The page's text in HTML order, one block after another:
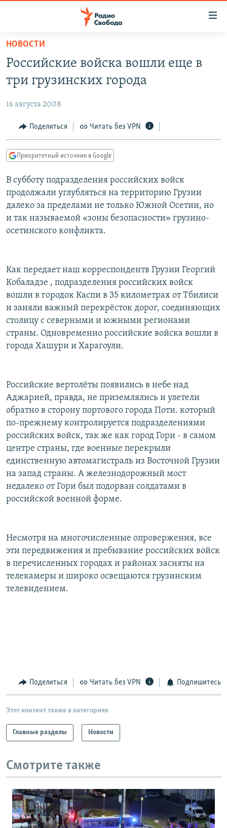
упрощенного
доступа
основному
Вернутся
главной
навигации
Вернутся
поиску
АВТОРСКИЕ ПРОЕКТЫ
ЦИТАТЫ СВОБОДЫ
МНЕНИЯ
IDEL.РЕАЛИИ
КАВКАЗ.РЕАЛИИ
СЕВЕР.РЕАЛИИ
СИБИРЬ.РЕАЛИИ
РАСПИСАНИЕ ВЕЩАНИЯ
СОЦИАЛЬНЫЕ СЕТИ
Все сайты РСЕ/РС
НОВОСТИ
Российские войска вошли еще в
три грузинских города
16 августа 2008
Поделиться Читать без VPN
Приоритетный источник в Google
В субботу подразделения российских войск
продолжали углубляться на территорию Грузии
далеко за пределами не только Южной Осетии, но
и так называемой «зоны безопасности» грузино-
осетинского конфликта.
Как передает наш корреспондентв Грузии Георгий
Кобаладзе , подразделения российских войск
вошли в городок Каспи в 35 километрах от Тбилиси
и заняли важный перекрёсток дорог, соединяющих
столицу с северными и южными регионами
страны. Одновременно российские войска вошли в
города Хашури и Харагоули.
Российские вертолёты появились в небе над
Аджарией, правда, не приземлялись и улетели
обратно в сторону портового города Поти. который
по-прежнему контролируется подразделениями
российских войск, так же как город Гори - в самом
центре страны, где военные перекрыли
единственную автомагистраль из Восточной Грузии
на запад страны. А железнодорожный мост
недалеко от Гори был подорван солдатами в
российской военной форме.
Несмотря на многочисленные опровержения, все
эти передвижения и пребывание российских войск
в перечисленных городах и районах засняты на
телекамеры и широко освещаются грузинским
телевидением.
Поделиться Читать без VPN Подпишитесь
Этот контент также в категориях
Главные разделы Новости
Смотрите также